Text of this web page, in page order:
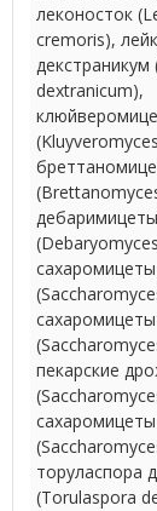
леконосток
cremoris),
dextranicum),
пекарские
сахаромицеты
торуласпора
(Torulaspora